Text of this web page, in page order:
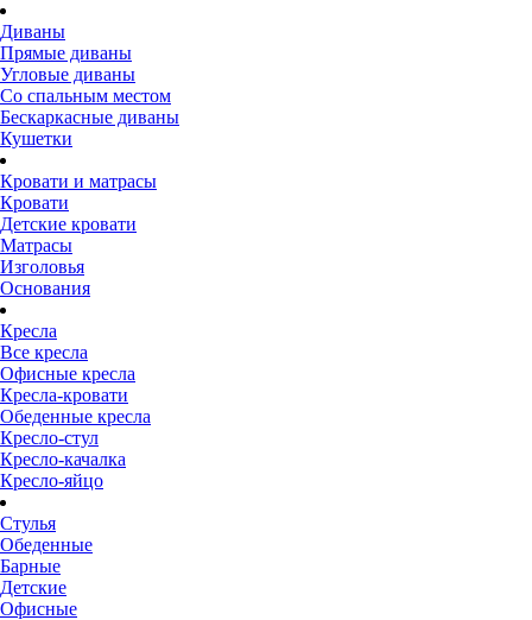
Диваны
Прямые диваны
Угловые диваны
Со спальным местом
Бескаркасные диваны
Кушетки
Кровати и матрасы
Кровати
Детские кровати
Матрасы
Изголовья
Основания
Кресла
Все кресла
Офисные кресла
Кресла-кровати
Обеденные кресла
Кресло-стул
Кресло-качалка
Кресло-яйцо
Стулья
Обеденные
Барные
Детские
Офисные